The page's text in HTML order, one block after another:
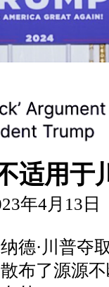
适用于
年4月 13 日
德· 川普夺
布了源源